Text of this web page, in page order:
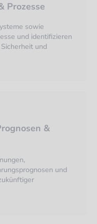
Prozesse
sowie
und identifizieren
und
&
und